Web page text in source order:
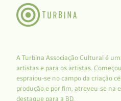
A Turbina Associação Cultural é
artistas e para os artistas.
espraiou-se no campo da criação
produção e por fim, atreveu-se na
destaque para a BD.